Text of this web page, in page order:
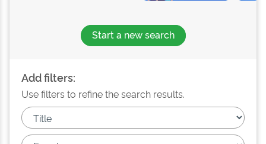
Start a new search
Add filters:
Use filters to refine the search results.